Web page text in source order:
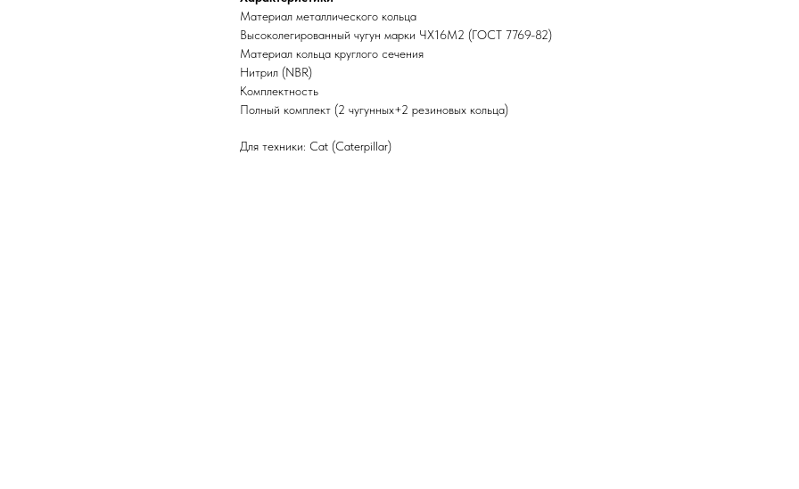
Материал металлического кольца
Высоколегированный чугун марки ЧХ16М2 (ГОСТ 7769-82)
Материал кольца круглого сечения
Нитрил (NBR)
Комплектность
Полный комплект (2 чугунных+2 резиновых кольца)
Для техники: Cat (Caterpillar)